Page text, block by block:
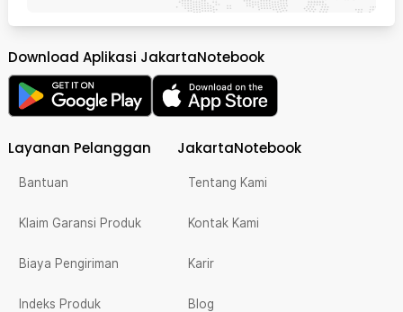
Download Aplikasi JakartaNotebook
Layanan Pelanggan
Bantuan
Klaim Garansi Produk
Biaya Pengiriman
Indeks Produk
JakartaNotebook
Tentang Kami
Kontak Kami
Karir
Blog